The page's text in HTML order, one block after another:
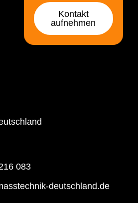
Kontakt
aufnehmen
083
deutschland.de